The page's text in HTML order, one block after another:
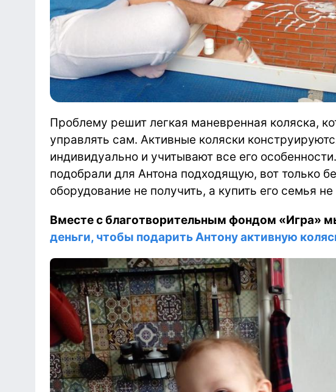
Проблему решит легкая маневренная коляска,
управлять сам. Активные коляски
индивидуально и учитывают все его
подобрали для Антона подходящую, вот только
оборудование не получить, а купить его семья
Вместе с благотворительным фондом «Игра»
деньги, чтобы подарить Антону активную